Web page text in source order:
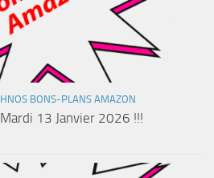
BONS-PLANS AMAZON
13 Janvier 2026 !!!